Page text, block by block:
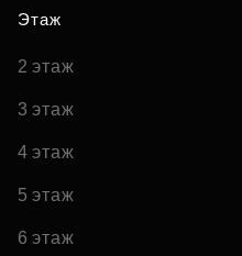
Этаж
2 этаж
3 этаж
4 этаж
5 этаж
6 этаж